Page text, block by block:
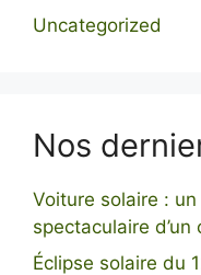
Uncategorized
Nos
Voiture solaire :
spectaculaire
Éclipse solaire du